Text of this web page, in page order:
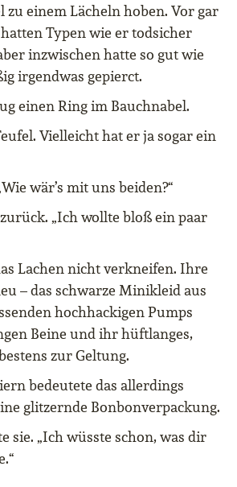
einem Lächeln hoben. Vor gar
Typen wie er todsicher
inzwischen hatte so gut wie
irgendwas gepierct.
einen Ring im Bauchnabel.
Vielleicht hat er ja sogar ein
wär’s mit uns beiden?“
„Ich wollte bloß ein paar
Lachen nicht verkneifen. Ihre
– das schwarze Minikleid aus
hochhackigen Pumps
Beine und ihr hüftlanges,
zur Geltung.
bedeutete das allerdings
glitzernde Bonbonverpackung.
sie. „Ich wüsste schon, was dir